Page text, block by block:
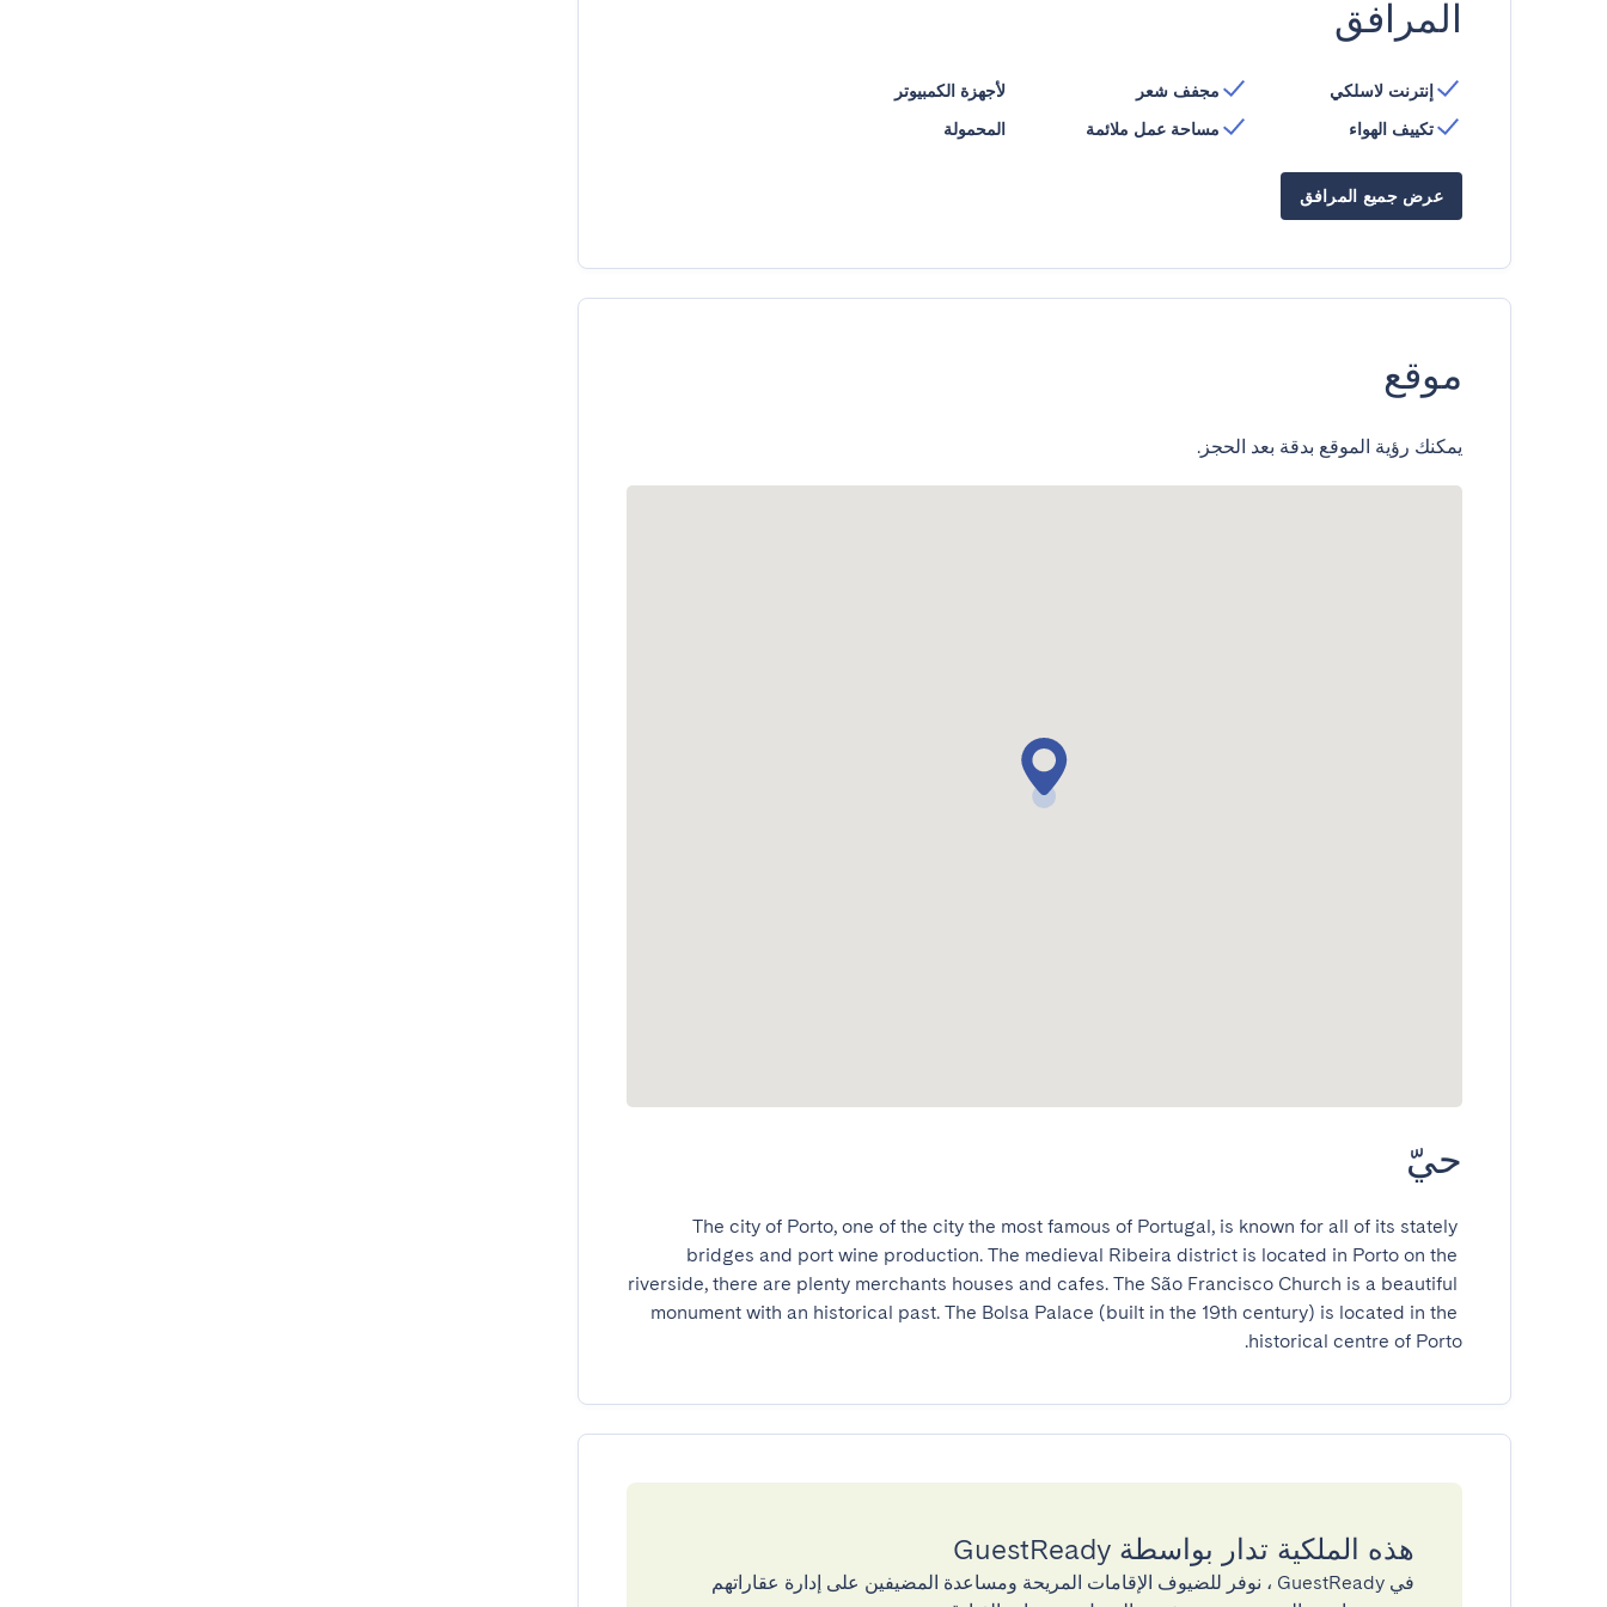
المرافق
إنترنت لاسلكي
تكييف الهواء
مجفف شعر
مساحة عمل ملائمة
لأجهزة الكمبيوتر
المحمولة
عرض جميع المرافق
موقع
يمكنك رؤية الموقع بدقة بعد الحجز.
حيّ
The city of Porto, one of the city the most famous of Portugal, is known for all of its stately
bridges and port wine production. The medieval Ribeira district is located in Porto on the
riverside, there are plenty merchants houses and cafes. The São Francisco Church is a beautiful
monument with an historical past. The Bolsa Palace (built in the 19th century) is located in the
historical centre of Porto.
هذه الملكية تدار بواسطة GuestReady
في GuestReady ، نوفر للضيوف الإقامات المريحة ومساعدة المضيفين على إدارة عقاراتهم